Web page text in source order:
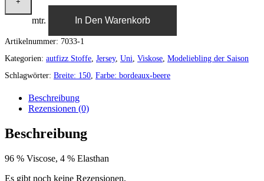
mtr. In Den Warenkorb
Artikelnummer: 7033-1
Kategorien: autfizz Stoffe, Jersey, Uni, Viskose, Modeliebling der Saison
Schlagwörter: Breite: 150, Farbe: bordeaux-beere
Beschreibung
Rezensionen (0)
Beschreibung
96 % Viscose, 4 % Elasthan
Es gibt noch keine Rezensionen.